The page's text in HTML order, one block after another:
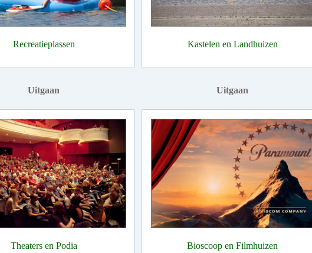
Recreatieplassen Kastelen en Landhuizen
Uitgaan
Theaters en Podia
Uitgaan
Bioscoop en Filmhuizen